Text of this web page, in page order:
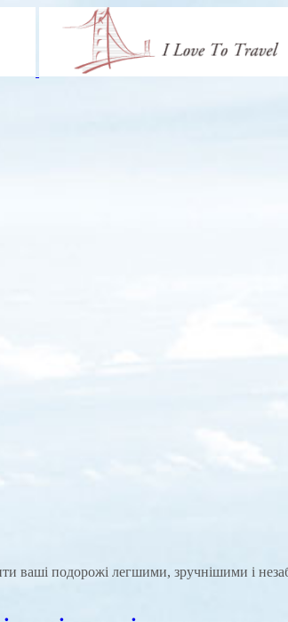
ваші подорожі легшими, зручнішими і